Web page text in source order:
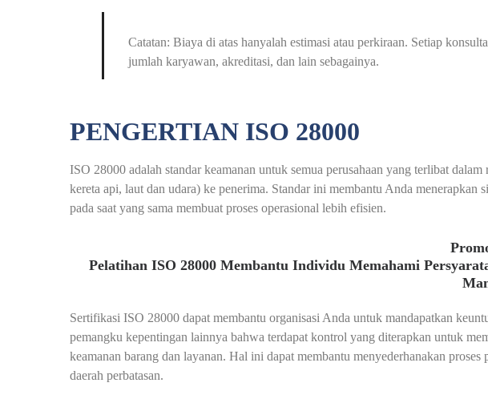
Catatan: Biaya di atas hanyalah estimasi atau perkiraan. Setiap
jumlah karyawan, akreditasi, dan lain sebagainya.
PENGERTIAN ISO 28000
ISO 28000 adalah standar keamanan untuk semua perusahaan yang terlibat
kereta api, laut dan udara) ke penerima. Standar ini membantu Anda
pada saat yang sama membuat proses operasional lebih efisien.
Pelatihan ISO 28000 Membantu Individu Memahami
Sertifikasi ISO 28000 dapat membantu organisasi Anda untuk mandapatkan
pemangku kepentingan lainnya bahwa terdapat kontrol yang diterapkan untuk
keamanan barang dan layanan. Hal ini dapat membantu menyederhanakan
daerah perbatasan.